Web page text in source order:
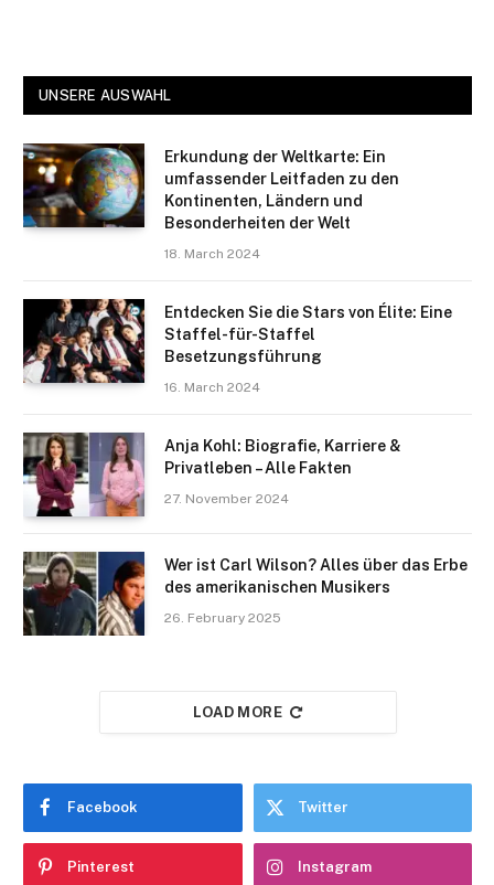
UNSERE AUSWAHL
Erkundung der Weltkarte: Ein
umfassender Leitfaden zu den
Kontinenten, Ländern und
Besonderheiten der Welt
18. March 2024
Entdecken Sie die Stars von Élite: Eine
Staffel-für-Staffel
Besetzungsführung
16. March 2024
Anja Kohl: Biografie, Karriere &
Privatleben – Alle Fakten
27. November 2024
Wer ist Carl Wilson? Alles über das Erbe
des amerikanischen Musikers
26. February 2025
LOAD MORE
Facebook Twitter
Pinterest Instagram